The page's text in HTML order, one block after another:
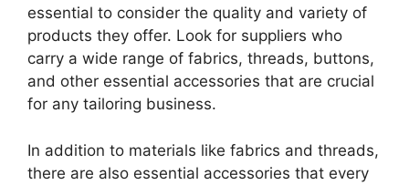
essential to consider the quality and variety of
products they offer. Look for suppliers who
carry a wide range of fabrics, threads, buttons,
and other essential accessories that are crucial
for any tailoring business.
In addition to materials like fabrics and threads,
there are also essential accessories that every